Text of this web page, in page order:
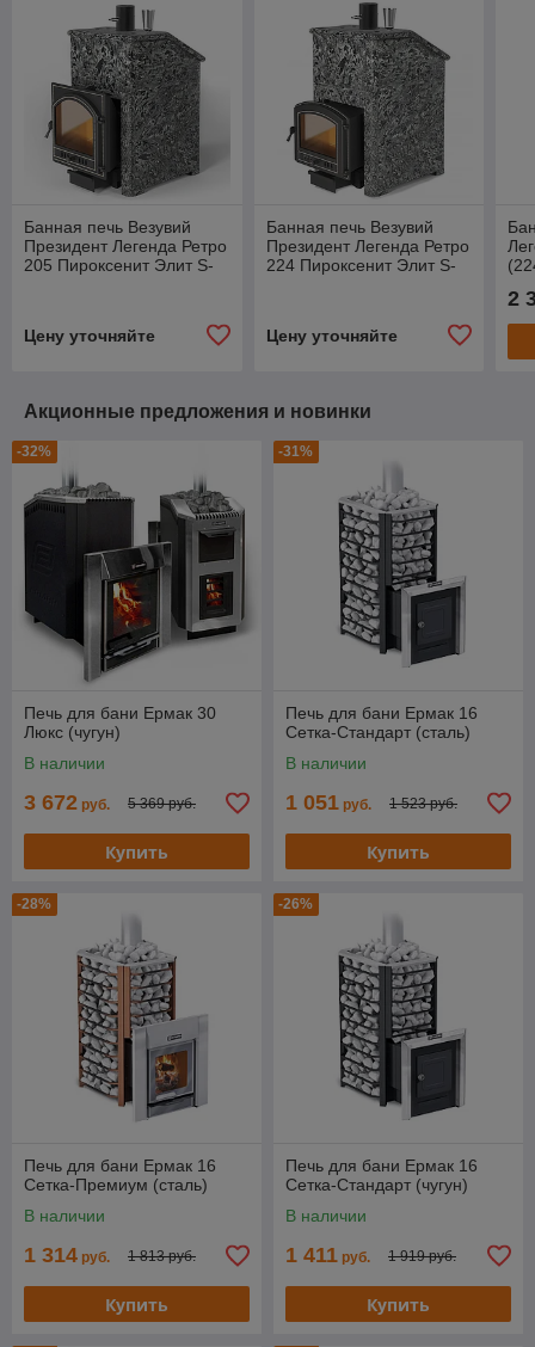
Банная печь Везувий
Президент Легенда Ретро
205 Пироксенит Элит S-
Цену уточняйте
Банная печь Везувий
Президент Легенда Ретро
224 Пироксенит Элит S-
Цену уточняйте
2
Акционные предложения и новинки
-32%
Печь для бани Ермак 30
Люкс (чугун)
В наличии
3 672 руб. 5 369 руб.
Купить
-31%
Печь для бани Ермак 16
Сетка-Стандарт (сталь)
В наличии
1 051 руб. 1 523 руб.
Купить
-28%
Печь для бани Ермак 16
Сетка-Премиум (сталь)
В наличии
1 314 руб. 1 813 руб.
Купить
-26%
Печь для бани Ермак 16
Сетка-Стандарт (чугун)
В наличии
1 411 руб. 1 919 руб.
Купить